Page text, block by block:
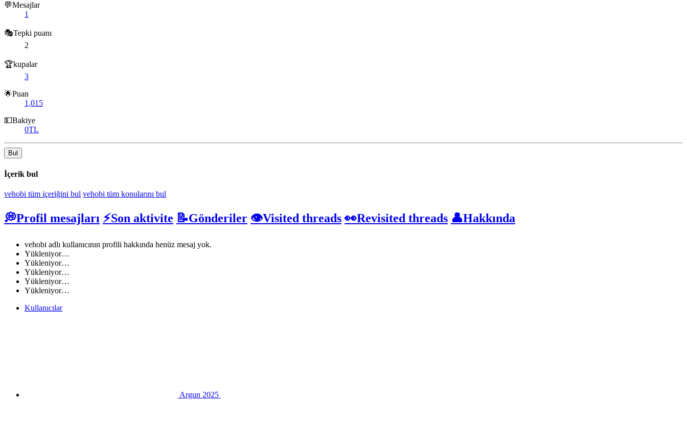
💬Mesajlar
1
🎭Tepki puanı
2
🏆kupalar
3
🌟Puan
1,015
💵Bakiye
0TL
Bul
İçerik bul
vehobi tüm içeriğini bul vehobi tüm konularını bul
💭Profil mesajları ⚡Son aktivite 📝Gönderiler 👁️Visited threads 👀Revisited threads 👤Hakkında
vehobi adlı kullanıcının profili hakkında henüz mesaj yok.
Yükleniyor…
Yükleniyor…
Yükleniyor…
Yükleniyor…
Yükleniyor…
Kullanıcılar
Argun 2025